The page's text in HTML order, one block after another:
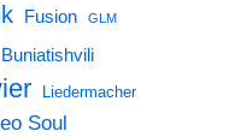
Fusion GLM
Liedermacher
Soul